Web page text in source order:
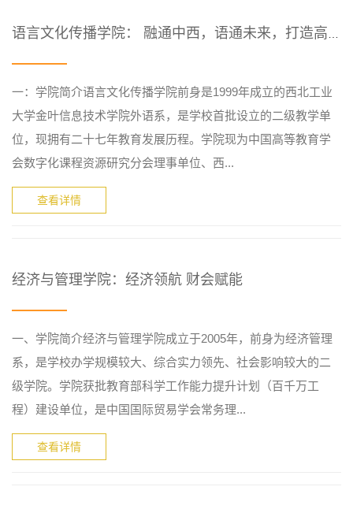
语言文化传播学院： 融通中西，语通未来，打造高水平应用型外...
一：学院简介语言文化传播学院前身是1999年成立的西北工业
大学金叶信息技术学院外语系，是学校首批设立的二级教学单
位，现拥有二十七年教育发展历程。学院现为中国高等教育学
会数字化课程资源研究分会理事单位、西...
查看详情
经济与管理学院：经济领航 财会赋能
一、学院简介经济与管理学院成立于2005年，前身为经济管理
系，是学校办学规模较大、综合实力领先、社会影响较大的二
级学院。学院获批教育部科学工作能力提升计划（百千万工
程）建设单位，是中国国际贸易学会常务理...
查看详情